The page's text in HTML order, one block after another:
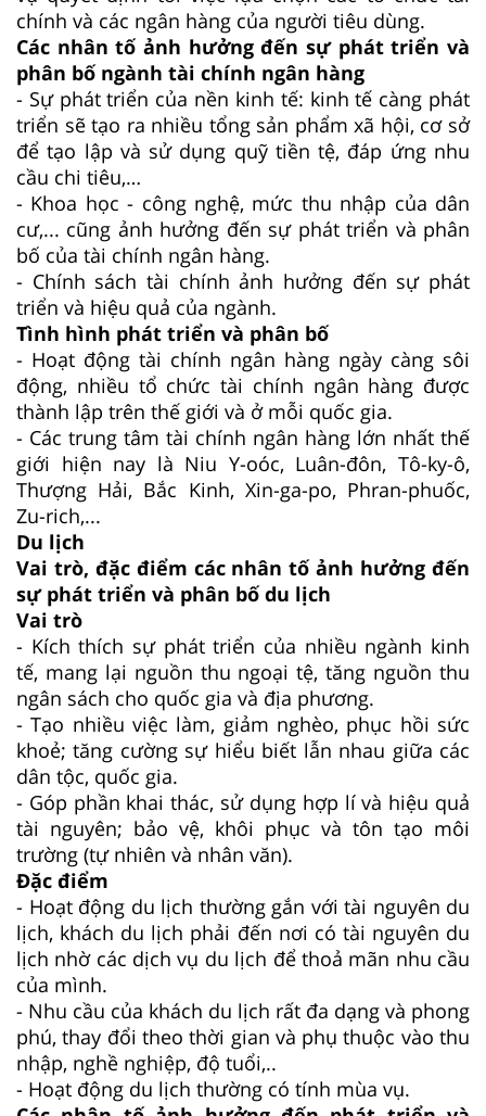
chính và các ngân hàng của người tiêu dùng.
Các nhân tố ảnh hưởng đến sự phát triển và
phân bố ngành tài chính ngân hàng
- Sự phát triển của nền kinh tế: kinh tế càng phát
triển sẽ tạo ra nhiều tổng sản phẩm xã hội, cơ sở
để tạo lập và sử dụng quỹ tiền tệ, đáp ứng nhu
cầu chi tiêu,…
- Khoa học - công nghệ, mức thu nhập của dân
cư,... cũng ảnh hưởng đến sự phát triển và phân
bố của tài chính ngân hàng.
- Chính sách tài chính ảnh hưởng đến sự phát
triển và hiệu quả của ngành.
Tình hình phát triển và phân bố
- Hoạt động tài chính ngân hàng ngày càng sôi
động, nhiều tổ chức tài chính ngân hàng được
thành lập trên thế giới và ở mỗi quốc gia.
- Các trung tâm tài chính ngân hàng lớn nhất thế
giới hiện nay là Niu Y-oóc, Luân-đôn, Tô-ky-ô,
Thượng Hải, Bắc Kinh, Xin-ga-po, Phran-phuốc,
Zu-rich,...
Du lịch
Vai trò, đặc điểm các nhân tố ảnh hưởng đến
sự phát triển và phân bố du lịch
Vai trò
- Kích thích sự phát triển của nhiều ngành kinh
tế, mang lại nguồn thu ngoại tệ, tăng nguồn thu
ngân sách cho quốc gia và địa phương.
- Tạo nhiều việc làm, giảm nghèo, phục hồi sức
khoẻ; tăng cường sự hiểu biết lẫn nhau giữa các
dân tộc, quốc gia.
- Góp phần khai thác, sử dụng hợp lí và hiệu quả
tài nguyên; bảo vệ, khôi phục và tôn tạo môi
trường (tự nhiên và nhân văn).
Đặc điểm
- Hoạt động du lịch thường gắn với tài nguyên du
lịch, khách du lịch phải đến nơi có tài nguyên du
lịch nhờ các dịch vụ du lịch để thoả mãn nhu cầu
của mình.
- Nhu cầu của khách du lịch rất đa dạng và phong
phú, thay đổi theo thời gian và phụ thuộc vào thu
nhập, nghề nghiệp, độ tuổi,..
- Hoạt động du lịch thường có tính mùa vụ.